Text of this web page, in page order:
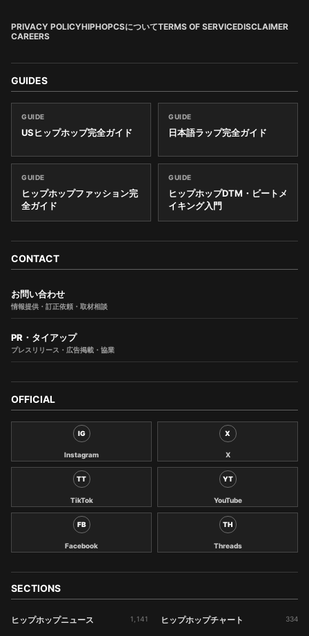
PRIVACY POLICYHIPHOPCSについてTERMS OF SERVICEDISCLAIMER
CAREERS
GUIDES
GUIDE
USヒップホップ完全ガイド
GUIDE
日本語ラップ完全ガイド
GUIDE
ヒップホップファッション完
全ガイド
GUIDE
ヒップホップDTM・ビートメ
イキング入門
CONTACT
お問い合わせ
情報提供・訂正依頼・取材相談
PR・タイアップ
プレスリリース・広告掲載・協業
OFFICIAL
IG
Instagram
X
X
TT
TikTok
YT
YouTube
FB
Facebook
TH
Threads
SECTIONS
ヒップホップニュース 1,141 ヒップホップチャート 334